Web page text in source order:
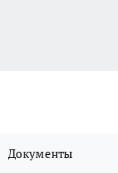
Документы